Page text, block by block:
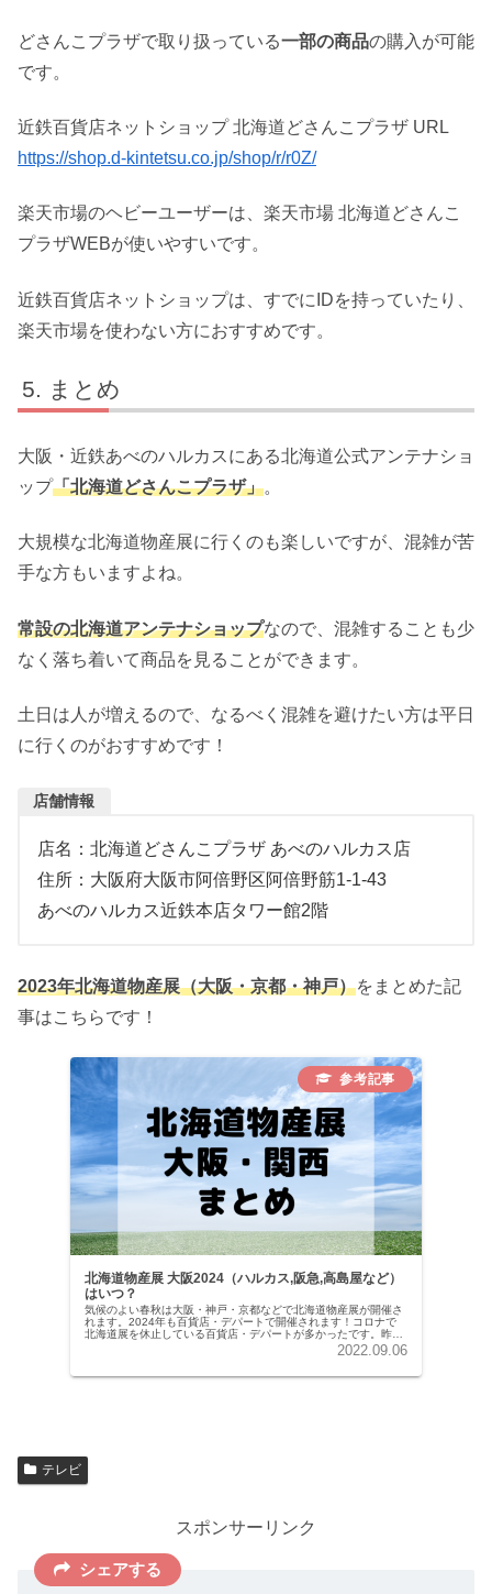
どさんこプラザで取り扱っている一部の商品の購入が可能
です。
近鉄百貨店ネットショップ 北海道どさんこプラザ URL
https://shop.d-kintetsu.co.jp/shop/r/r0Z/
楽天市場のヘビーユーザーは、 楽天市場 北海道どさんこ
プラザWEBが使いやすいです。
近鉄百貨店ネットショップは、すでにIDを持っていたり、
楽天市場を使わない方におすすめです。
まとめ
大阪・近鉄あべのハルカスにある北海道公式アンテナショ
ップ「北海道どさんこプラザ」。
大規模な北海道物産展に行くのも楽しいですが、混雑が苦
手な方もいますよね。
常設の北海道アンテナショップなので、混雑することも少
なく落ち着いて商品を見ることができます。
土日は人が増えるので、なるべく混雑を避けたい方は平日
に行くのがおすすめです！
店舗情報
店名：北海道どさんこプラザ あべのハルカス店
住所：大阪府大阪市阿倍野区阿倍野筋1-1-43
あべのハルカス近鉄本店タワー館2階
2023年北海道物産展（大阪・京都・神戸）をまとめた記
事はこちらです！
北海道物産展 大阪2024（ハルカス,阪急,高島屋など）
はいつ？
気候のよい春秋は大阪・神戸・京都などで北海道物産展が開催さ
れます。2024年も百貨店・デパートで開催されます！コロナで
北海道展を休止している百貨店・デパートが多かったです。昨年
ぐらいから開催するお店が増えてきました。本記事では、大阪・
2022.09.06
テレビ
スポンサーリンク
シェアする